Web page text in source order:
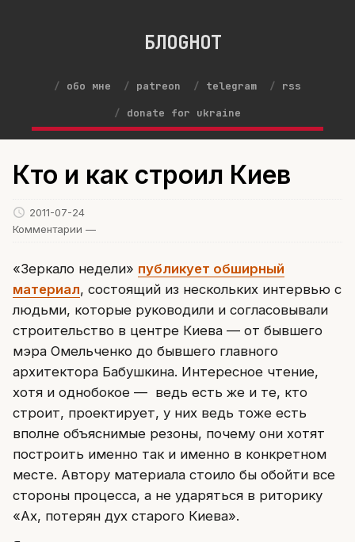
БЛОGНОТ
обо мне patreon telegram
rss
donate for ukraine
Кто и как строил Киев
2011-07-24
Комментарии —
«Зеркало недели» публикует обширный
материал, состоящий из нескольких интервью с
людьми, которые руководили и согласовывали
строительство в центре Киева — от бывшего
мэра Омельченко до бывшего главного
архитектора Бабушкина. Интересное чтение,
хотя и однобокое — ведь есть же и те, кто
строит, проектирует, у них ведь тоже есть
вполне объяснимые резоны, почему они хотят
построить именно так и именно в конкретном
месте. Автору материала стоило бы обойти все
стороны процесса, а не ударяться в риторику
«Ах, потерян дух старого Киева».